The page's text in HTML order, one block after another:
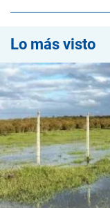
Lo más visto